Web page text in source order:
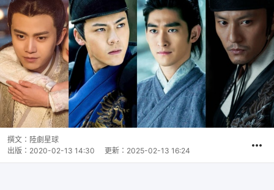
撰文： 陸劇星球
出版： 2020-02-13 14:30 更新： 2025-02-13 16:24